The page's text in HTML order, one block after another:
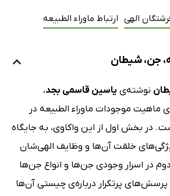
الهی ارتباط ماوراء الطبیعه
جن، شیطان
نوشته‌ی یاسین قاسمی بجد،
ماهیت موجودات ماوراء الطبیعه در
در بخش اول از این واکاوی، به جایگاه
خلقت آن‌ها و وظایف الهی‌شان
در اسرار وجودی جن‌ها و انواع جن‌ها
پرتکرار درباره‌ی چیستی آن‌ها